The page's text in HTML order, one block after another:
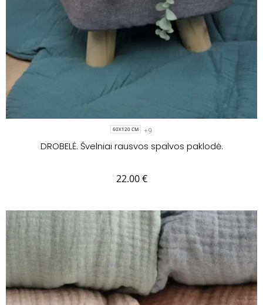
60X120 CM +9
DROBELĖ. Švelniai rausvos spalvos paklodė.
22.00€